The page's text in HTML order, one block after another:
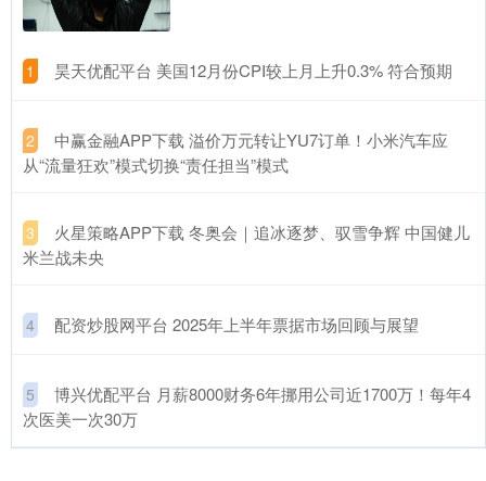
1 ​昊天优配平台 美国12月份CPI较上月上升0.3% 符合预期
2
​中赢金融APP下载 溢价万元转让YU7订单！小米汽车应
从“流量狂欢”模式切换“责任担当”模式
3
​火星策略APP下载 冬奥会｜追冰逐梦、驭雪争辉 中国健儿
米兰战未央
4 ​配资炒股网平台 2025年上半年票据市场回顾与展望
5
​博兴优配平台 月薪8000财务6年挪用公司近1700万！每年4
次医美一次30万